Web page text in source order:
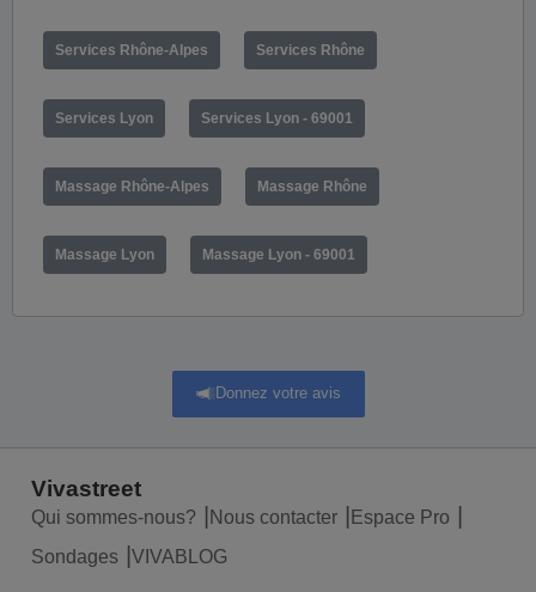
Services Rhône-Alpes Services Rhône
Services Lyon Services Lyon - 69001
Massage Rhône-Alpes Massage Rhône
Massage Lyon Massage Lyon - 69001
Donnez votre avis
Vivastreet
Qui sommes-nous? Nous contacter
Espace Pro
Sondages
VIVABLOG